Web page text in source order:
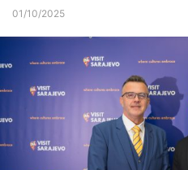
01/10/2025